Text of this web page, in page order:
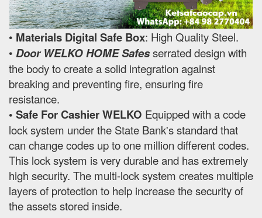
• Materials Digital Safe Box: High Quality Steel.
• Door WELKO HOME Safesserrated design with
the body to create a solid integration against
breaking and preventing fire, ensuring fire
resistance.
• Safe For Cashier WELKO Equipped with a code
lock system under the State Bank's standard that
can change codes up to one million different codes.
This lock system is very durable and has extremely
high security. The multi-lock system creates multiple
layers of protection to help increase the security of
the assets stored inside.